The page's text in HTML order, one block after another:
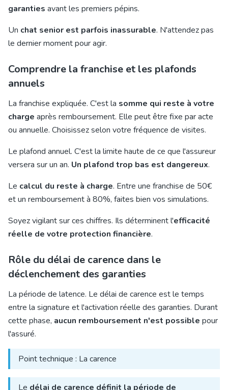
garanties avant les premiers pépins.
Un chat senior est parfois inassurable. N'attendez pas
le dernier moment pour agir.
Comprendre la franchise et les plafonds
annuels
La franchise expliquée. C'est la somme qui reste à votre
charge après remboursement. Elle peut être fixe par acte
ou annuelle. Choisissez selon votre fréquence de visites.
Le plafond annuel. C'est la limite haute de ce que l'assureur
versera sur un an. Un plafond trop bas est dangereux.
Le calcul du reste à charge. Entre une franchise de 50€
et un remboursement à 80%, faites bien vos simulations.
Soyez vigilant sur ces chiffres. Ils déterminent l'efficacité
réelle de votre protection financière.
Rôle du délai de carence dans le
déclenchement des garanties
La période de latence. Le délai de carence est le temps
entre la signature et l'activation réelle des garanties. Durant
cette phase, aucun remboursement n'est possible pour
l'assuré.
Point technique : La carence
Le délai de carence définit la période de